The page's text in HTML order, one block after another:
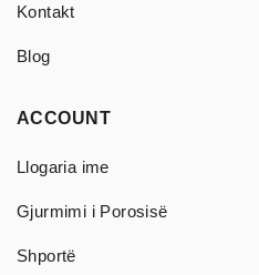
Kontakt
Blog
ACCOUNT
Llogaria ime
Gjurmimi i Porosisë
Shportë